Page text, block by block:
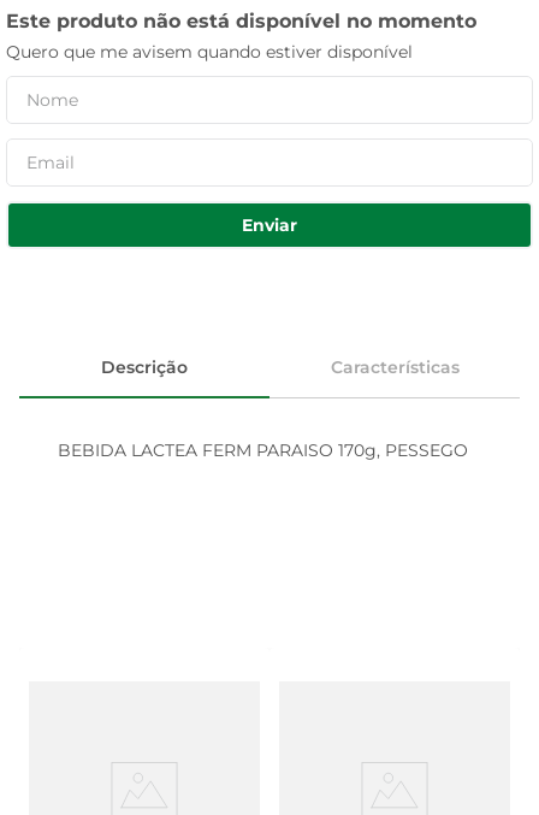
Este produto não está disponível no momento
Quero que me avisem quando estiver disponível
Enviar
Descrição Características
BEBIDA LACTEA FERM PARAISO 170g, PESSEGO